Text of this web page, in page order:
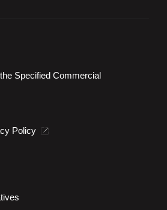
Specified Commercial
Policy